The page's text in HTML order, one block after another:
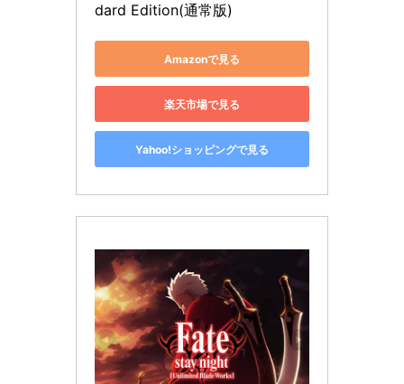
dard Edition(通常版)
Amazonで見る
楽天市場で見る
Yahoo!ショッピングで見る